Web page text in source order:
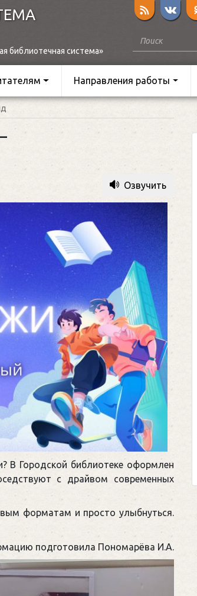
библиотечная система»
Направления работы
Озвучить
В Городской библиотеке оформлен
с драйвом современных
форматам и просто улыбнуться.
подготовила Пономарёва И.А.